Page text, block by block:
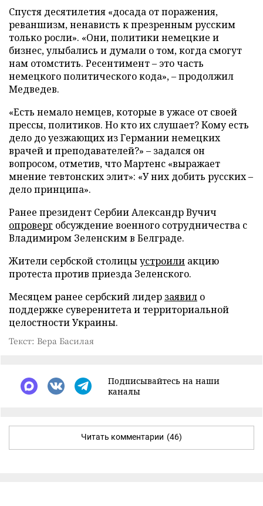
Спустя десятилетия «досада от поражения,
реваншизм, ненависть к презренным русским
только росли». «Они, политики немецкие и
бизнес, улыбались и думали о том, когда смогут
нам отомстить. Ресентимент – это часть
немецкого политического кода», – продолжил
Медведев.
«Есть немало немцев, которые в ужасе от своей
прессы, политиков. Но кто их слушает? Кому есть
дело до уезжающих из Германии немецких
врачей и преподавателей?» – задался он
вопросом, отметив, что Мартенс «выражает
мнение тевтонских элит»: «У них добить русских –
дело принципа».
Ранее президент Сербии Александр Вучич
опроверг обсуждение военного сотрудничества с
Владимиром Зеленским в Белграде.
Жители сербской столицыустроили акцию
протеста против приезда Зеленского.
Месяцем ранее сербский лидер заявил о
поддержке суверенитета и территориальной
целостности Украины.
Текст: Вера Басилая
Подписывайтесь на наши
каналы
Читать комментарии (46)